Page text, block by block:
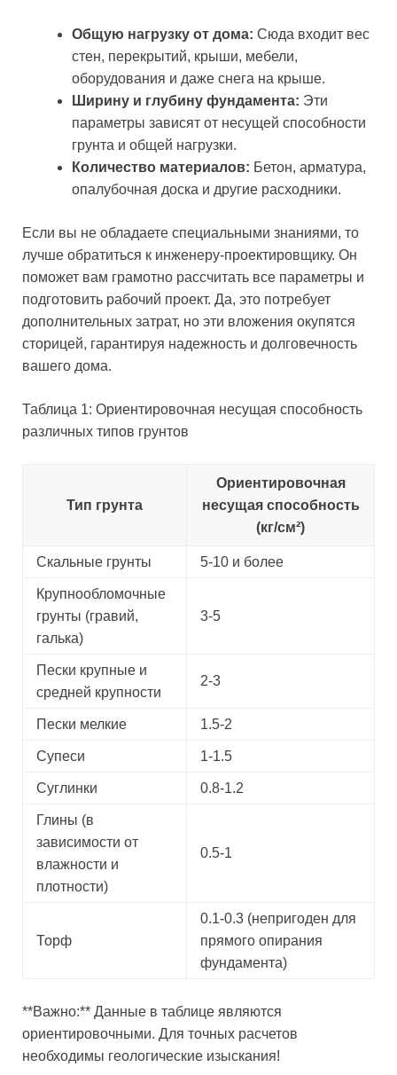
Общую нагрузку от дома: Сюда входит вес
стен, перекрытий, крыши, мебели,
оборудования и даже снега на крыше.
Ширину и глубину фундамента: Эти
параметры зависят от несущей способности
грунта и общей нагрузки.
Количество материалов: Бетон, арматура,
опалубочная доска и другие расходники.
Если вы не обладаете специальными знаниями, то
лучше обратиться к инженеру-проектировщику. Он
поможет вам грамотно рассчитать все параметры и
подготовить рабочий проект. Да, это потребует
дополнительных затрат, но эти вложения окупятся
сторицей, гарантируя надежность и долговечность
вашего дома.
Таблица 1: Ориентировочная несущая способность
различных типов грунтов
Тип грунта
Ориентировочная
несущая способность
(кг/см²)
Скальные грунты 5-10 и более
Крупнообломочные
грунты (гравий,
галька)
3-5
Пески крупные и
средней крупности
2-3
Пески мелкие 1.5-2
Супеси 1-1.5
Суглинки 0.8-1.2
Глины (в
зависимости от
влажности и
плотности)
0.5-1
Торф
0.1-0.3 (непригоден для
прямого опирания
фундамента)
**Важно:** Данные в таблице являются
ориентировочными. Для точных расчетов
необходимы геологические изыскания!